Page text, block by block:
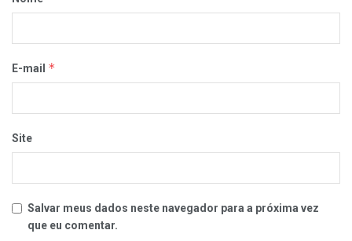
E-mail *
Site
Salvar meus dados neste navegador para a próxima vez
que eu comentar.